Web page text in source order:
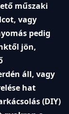
műszaki
vagy
pedig
jön,
áll, vagy
hat
(DIY)